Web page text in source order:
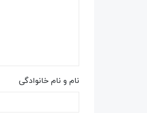
نام و نام خانوادگی